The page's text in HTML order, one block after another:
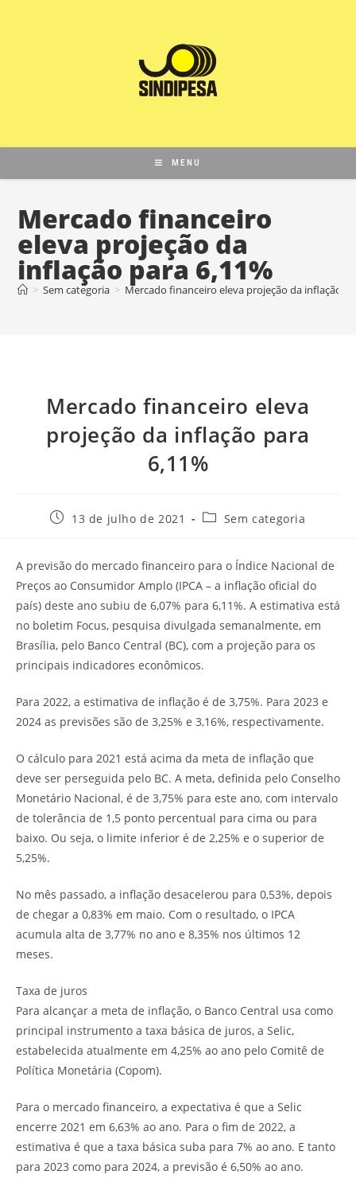
MENU
Mercado financeiro
eleva projeção da
inflação para 6,11%
> Sem categoria > Mercado financeiro eleva projeção da inflação
Mercado financeiro eleva
projeção da inflação para
6,11%
13 de julho de 2021 Sem categoria
A previsão do mercado financeiro para o Índice Nacional de
Preços ao Consumidor Amplo (IPCA – a inflação oficial do
país) deste ano subiu de 6,07% para 6,11%. A estimativa está
no boletim Focus, pesquisa divulgada semanalmente, em
Brasília, pelo Banco Central (BC), com a projeção para os
principais indicadores econômicos.
Para 2022, a estimativa de inflação é de 3,75%. Para 2023 e
2024 as previsões são de 3,25% e 3,16%, respectivamente.
O cálculo para 2021 está acima da meta de inflação que
deve ser perseguida pelo BC. A meta, definida pelo Conselho
Monetário Nacional, é de 3,75% para este ano, com intervalo
de tolerância de 1,5 ponto percentual para cima ou para
baixo. Ou seja, o limite inferior é de 2,25% e o superior de
5,25%.
No mês passado, a inflação desacelerou para 0,53%, depois
de chegar a 0,83% em maio. Com o resultado, o IPCA
acumula alta de 3,77% no ano e 8,35% nos últimos 12
meses.
Taxa de juros
Para alcançar a meta de inflação, o Banco Central usa como
principal instrumento a taxa básica de juros, a Selic,
estabelecida atualmente em 4,25% ao ano pelo Comitê de
Política Monetária (Copom).
Para o mercado financeiro, a expectativa é que a Selic
encerre 2021 em 6,63% ao ano. Para o fim de 2022, a
estimativa é que a taxa básica suba para 7% ao ano. E tanto
para 2023 como para 2024, a previsão é 6,50% ao ano.